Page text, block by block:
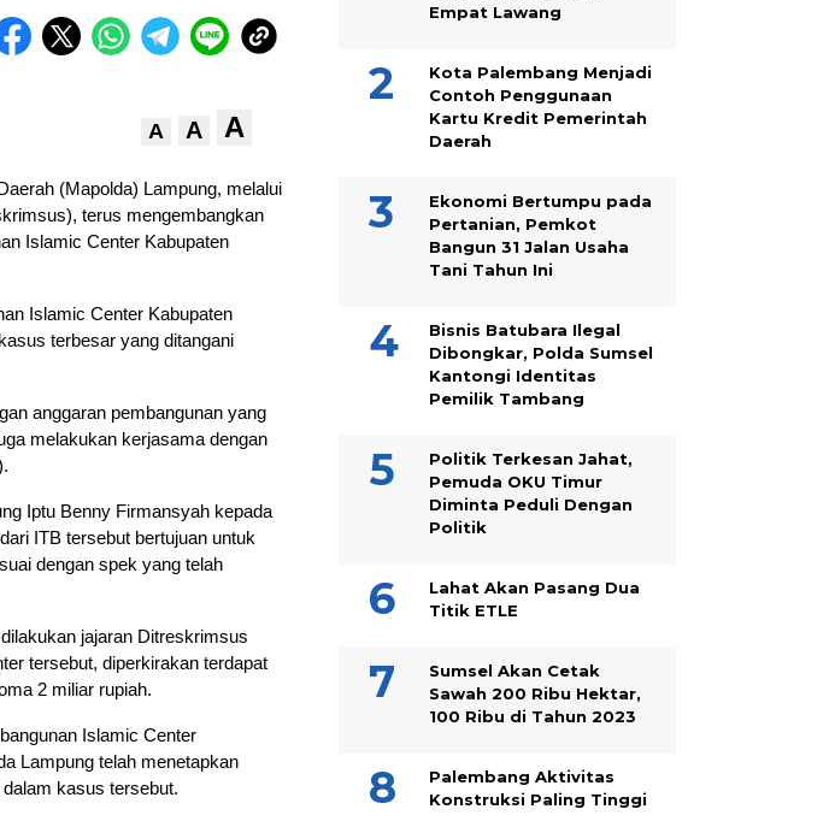
A A A
(Mapolda) Lampung, melalui
terus mengembangkan
Islamic Center Kabupaten
Islamic Center Kabupaten
terbesar yang ditangani
anggaran pembangunan yang
melakukan kerjasama dengan
Iptu Benny Firmansyah kepada
ITB tersebut bertujuan untuk
dengan spek yang telah
jajaran Ditreskrimsus
tersebut, diperkirakan terdapat
2 miliar rupiah.
Islamic Center
Lampung telah menetapkan
kasus tersebut.
Empat Lawang
Kota Palembang Menjadi
Contoh Penggunaan
Kartu Kredit Pemerintah
Daerah
Ekonomi Bertumpu pada
Pertanian, Pemkot
Bangun 31 Jalan Usaha
Tani Tahun Ini
Bisnis Batubara Ilegal
Dibongkar, Polda Sumsel
Kantongi Identitas
Pemilik Tambang
Politik Terkesan Jahat,
Pemuda OKU Timur
Diminta Peduli Dengan
Politik
Lahat Akan Pasang Dua
Titik ETLE
Sumsel Akan Cetak
Sawah 200 Ribu Hektar,
100 Ribu di Tahun 2023
Palembang Aktivitas
Konstruksi Paling Tinggi